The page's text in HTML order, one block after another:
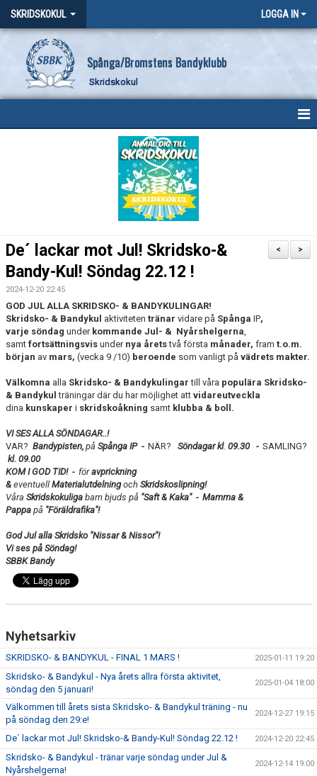
SKRIDSKOKUL LOGGA IN
Spånga/Bromstens Bandyklubb
Skridskokul
BILDGALLERI
DOKUMENT
KONTAKT
>
<
De´ lackar mot Jul! Skridsko-&
Bandy-Kul! Söndag 22.12 !
2024-12-20 22:45
GOD JUL ALLA SKRIDSKO- & BANDYKULINGAR!
Skridsko- & Bandykul aktiviteten tränar vidare på Spånga IP,
varje söndag under kommande Jul- & Nyårshelgerna,
samt fortsättningsvis under nya åretstvå första månader, fram t.o.m.
början av mars, (vecka 9 /10) beroende som vanligt på vädrets makter.
Välkomna alla Skridsko- & Bandykulingartill våra populära Skridsko-
& Bandykul träningar där du har möjlighet att vidareutveckla
dina kunskaper i skridskoåkning samt klubba & boll.
VI SES ALLA SÖNDAGAR..!
VAR? Bandypisten, på Spånga IP - NÄR? Söndagar kl. 09.30 - SAMLING?
kl. 09.00
KOM I GOD TID! - föravprickning
& eventuell Materialutdelningoch Skridskoslipning!
Våra Skridskokuliga barn bjuds på "Saft & Kaka" - Mamma &
Pappa på "Föräldrafika"!
God Jul alla Skridsko "Nissar & Nissor"!
Vi ses på Söndag!
SBBK Bandy
Nyhetsarkiv
SKRIDSKO- & BANDYKUL - FINAL 1 MARS ! 2025-01-11 19:20
Skridsko- & Bandykul - Nya årets allra första aktivitet,
söndag den 5 januari!
2025-01-04 18:00
Välkommen till årets sista Skridsko- & Bandykul träning - nu
på söndag den 29:e!
2024-12-27 19:15
De´ lackar mot Jul! Skridsko-& Bandy-Kul! Söndag 22.12 ! 2024-12-20 22:45
Skridsko- & Bandykul - tränar varje söndag under Jul &
Nyårshelgerna!
2024-12-14 19:00